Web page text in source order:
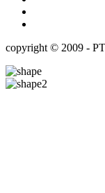
copyright © 2009 -